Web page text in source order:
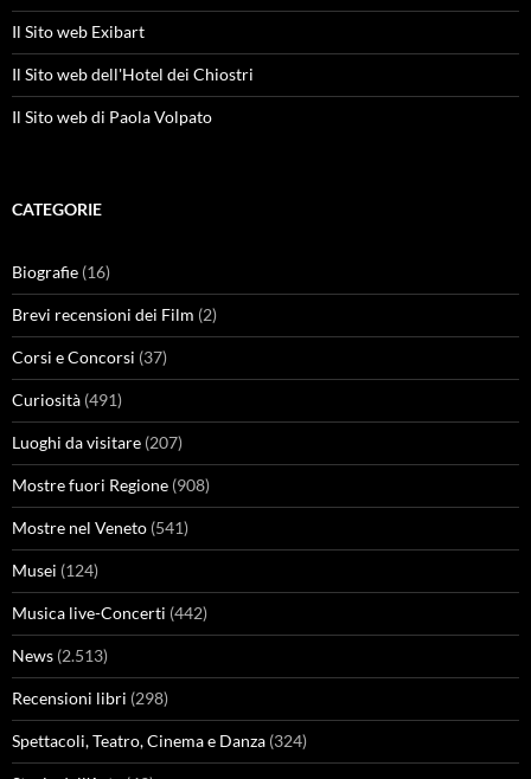
Il Sito web Exibart
Il Sito web dell'Hotel dei Chiostri
Il Sito web di Paola Volpato
CATEGORIE
Biografie (16)
Brevi recensioni dei Film (2)
Corsi e Concorsi (37)
Curiosità (491)
Luoghi da visitare (207)
Mostre fuori Regione (908)
Mostre nel Veneto (541)
Musei (124)
Musica live-Concerti (442)
News (2.513)
Recensioni libri (298)
Spettacoli, Teatro, Cinema e Danza (324)